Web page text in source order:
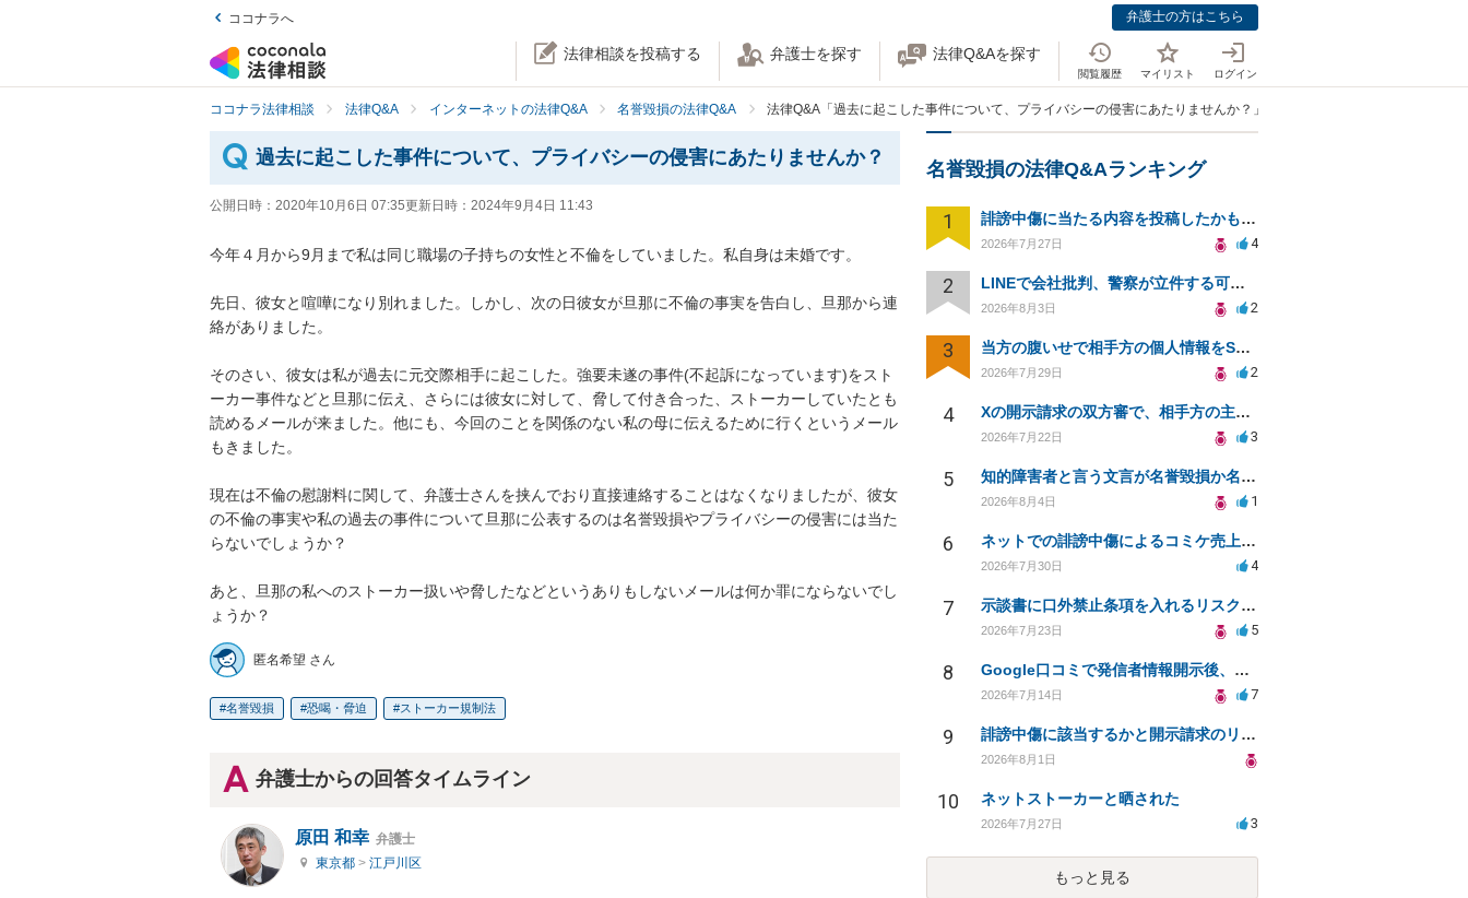
ココナラへ 弁護士の方はこちら
法律相談を投稿する 弁護士を探す 法律Q&Aを探す
閲覧履歴 マイリスト ログイン
ココナラ法律相談 法律Q&A インターネットの法律Q&A 名誉毀損の法律Q&A 法律Q&A「過去に起こした事件について、プライバシーの侵害にあたりませんか？」
過去に起こした事件について、プライバシーの侵害にあたりませんか？
公開日時： 2020年10月6日 07:35更新日時： 2024年9月4日 11:43
今年４月から9月まで私は同じ職場の子持ちの女性と不倫をしていました。私自身は未婚です。
先日、彼女と喧嘩になり別れました。しかし、次の日彼女が旦那に不倫の事実を告白し、旦那から連
絡がありました。
そのさい、彼女は私が過去に元交際相手に起こした。強要未遂の事件(不起訴になっています)をスト
ーカー事件などと旦那に伝え、さらには彼女に対して、脅して付き合った、ストーカーしていたとも
読めるメールが来ました。他にも、今回のことを関係のない私の母に伝えるために行くというメール
もきました。
現在は不倫の慰謝料に関して、弁護士さんを挟んでおり直接連絡することはなくなりましたが、彼女
の不倫の事実や私の過去の事件について旦那に公表するのは名誉毀損やプライバシーの侵害には当た
らないでしょうか？
あと、旦那の私へのストーカー扱いや脅したなどというありもしないメールは何か罪にならないでし
ょうか？
匿名希望 さん
名誉毀損 恐喝・脅迫 ストーカー規制法
弁護士からの回答タイムライン
原田 和幸 弁護士
東京都 > 江戸川区
名誉毀損の法律Q&Aランキング
1 誹謗中傷に当たる内容を投稿したかもしれない。開示請求や民事刑事裁判に発展しうるのか教えて欲しい。
2026年7月27日 4
2 LINEで会社批判、警察が立件する可能性は？
2026年8月3日 2
3 当方の腹いせで相手方の個人情報をSNSで晒してしまい名誉毀損させてしまったかもしれない
2026年7月29日 2
4 Xの開示請求の双方審で、相手方の主張が口頭ばかりで把握しきれません
2026年7月22日 3
5 知的障害者と言う文言が名誉毀損か名誉感情の侵害になるか教えてほしい。
2026年8月4日 1
6 ネットでの誹謗中傷によるコミケ売上減少、損害賠償は可能か？
2026年7月30日 4
7 示談書に口外禁止条項を入れるリスクはありますか？
2026年7月23日 5
8 Google口コミで発信者情報開示後、損害賠償請求を受けています。示談について相談です。
2026年7月14日 7
9 誹謗中傷に該当するかと開示請求のリスクを知りたい
2026年8月1日
10 ネットストーカーと晒された
2026年7月27日 3
もっと見る